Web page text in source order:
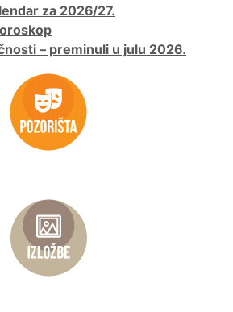
za 2026/27.
– preminuli u julu 2026.